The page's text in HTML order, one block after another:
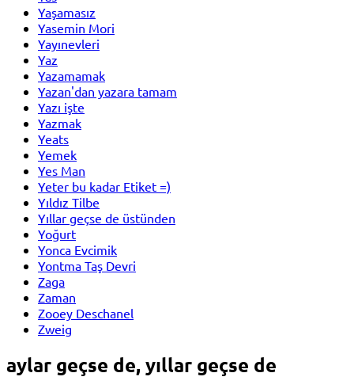
Yaşamasız
Yasemin Mori
Yayınevleri
Yaz
Yazamamak
Yazan'dan yazara tamam
Yazı işte
Yazmak
Yeats
Yemek
Yes Man
Yeter bu kadar Etiket =)
Yıldız Tilbe
Yıllar geçse de üstünden
Yoğurt
Yonca Evcimik
Yontma Taş Devri
Zaga
Zaman
Zooey Deschanel
Zweig
aylar geçse de, yıllar geçse de